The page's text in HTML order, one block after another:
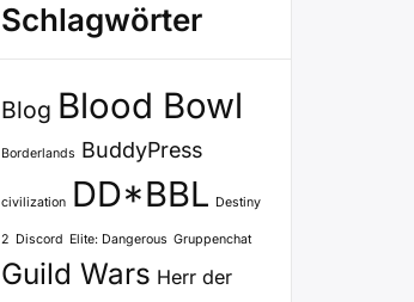
Schlagwörter
Blog Blood Bowl
Borderlands BuddyPress
civilization DD*BBL Destiny
2 Discord Elite: Dangerous Gruppenchat
Guild Wars Herr der